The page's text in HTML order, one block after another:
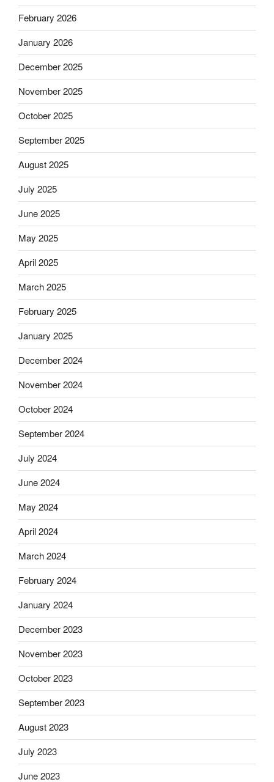
February 2026
January 2026
December 2025
November 2025
October 2025
September 2025
August 2025
July 2025
June 2025
May 2025
April 2025
March 2025
February 2025
January 2025
December 2024
November 2024
October 2024
September 2024
July 2024
June 2024
May 2024
April 2024
March 2024
February 2024
January 2024
December 2023
November 2023
October 2023
September 2023
August 2023
July 2023
June 2023